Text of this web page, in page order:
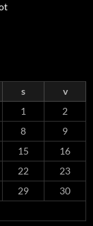
s
v
1
2
8
9
15
16
22
23
29
30